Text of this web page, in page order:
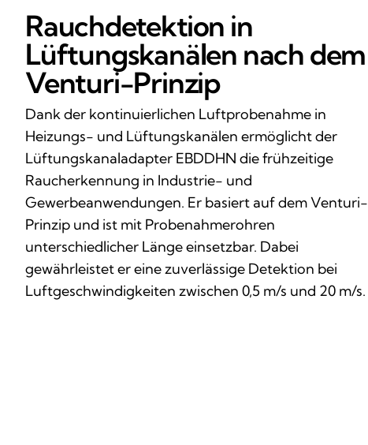
Rauchdetektion in
Lüftungskanälen nach dem
Venturi-Prinzip
Dank der kontinuierlichen Luftprobenahme in
Heizungs- und Lüftungskanälen ermöglicht der
Lüftungskanaladapter EBDDHN die frühzeitige
Raucherkennung in Industrie- und
Gewerbeanwendungen. Er basiert auf dem Venturi-
Prinzip und ist mit Probenahmerohren
unterschiedlicher Länge einsetzbar. Dabei
gewährleistet er eine zuverlässige Detektion bei
Luftgeschwindigkeiten zwischen 0,5 m/s und 20 m/s.